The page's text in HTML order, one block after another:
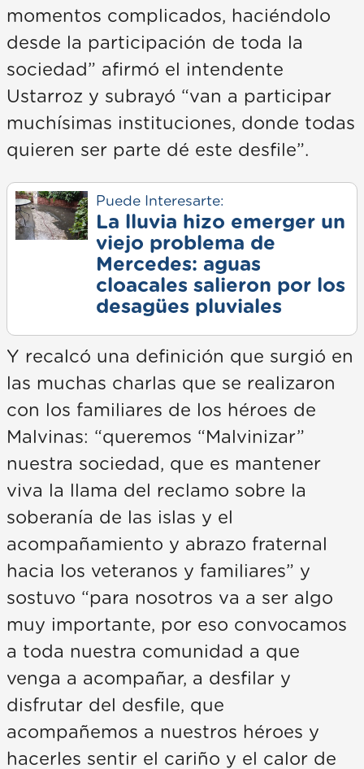
momentos complicados, haciéndolo
desde la participación de toda la
sociedad” afirmó el intendente
Ustarroz y subrayó “van a participar
muchísimas instituciones, donde todas
quieren ser parte dé este desfile”.
Puede Interesarte:
La lluvia hizo emerger un
viejo problema de
Mercedes: aguas
cloacales salieron por los
desagües pluviales
Y recalcó una definición que surgió en
las muchas charlas que se realizaron
con los familiares de los héroes de
Malvinas: “queremos “Malvinizar”
nuestra sociedad, que es mantener
viva la llama del reclamo sobre la
soberanía de las islas y el
acompañamiento y abrazo fraternal
hacia los veteranos y familiares” y
sostuvo “para nosotros va a ser algo
muy importante, por eso convocamos
a toda nuestra comunidad a que
venga a acompañar, a desfilar y
disfrutar del desfile, que
acompañemos a nuestros héroes y
hacerles sentir el cariño y el calor de